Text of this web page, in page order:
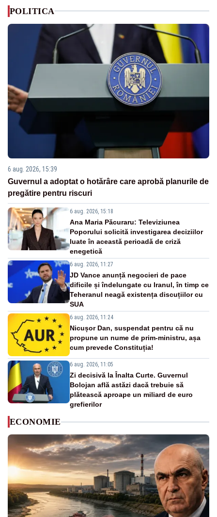
POLITICA
6 aug. 2026, 15:39
Guvernul a adoptat o hotărâre care aprobă planurile de
pregătire pentru riscuri
6 aug. 2026, 15:18
Ana Maria Păcuraru: Televiziunea
Poporului solicită investigarea deciziilor
luate în această perioadă de criză
enegetică
6 aug. 2026, 11:27
JD Vance anunță negocieri de pace
dificile și îndelungate cu Iranul, în timp ce
Teheranul neagă existența discuțiilor cu
SUA
6 aug. 2026, 11:24
Nicușor Dan, suspendat pentru că nu
propune un nume de prim-ministru, așa
cum prevede Constituția!
6 aug. 2026, 11:05
Zi decisivă la Înalta Curte. Guvernul
Bolojan află astăzi dacă trebuie să
plătească aproape un miliard de euro
grefierilor
ECONOMIE